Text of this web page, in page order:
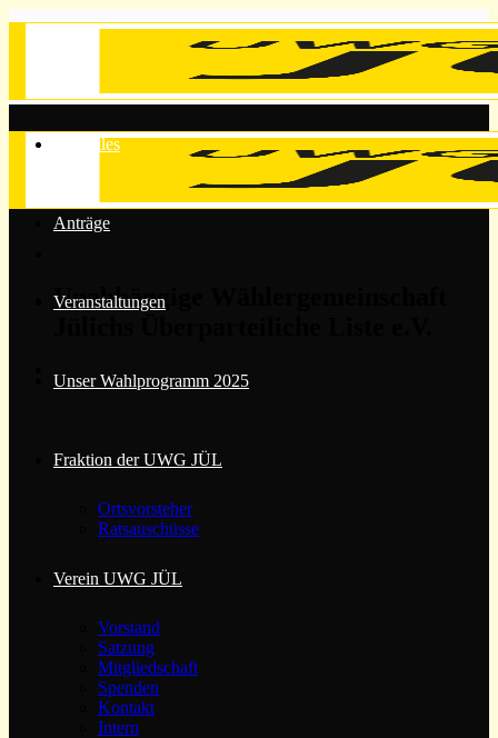
Unabhängige Wählergemeinschaft
Aktuelles
Anträge
Veranstaltungen
Unser Wahlprogramm 2025
Fraktion der UWG JÜL
Ortsvorsteher
Ratsauschüsse
Verein UWG JÜL
Vorstand
Satzung
Mitgliedschaft
Spenden
Kontakt
Intern